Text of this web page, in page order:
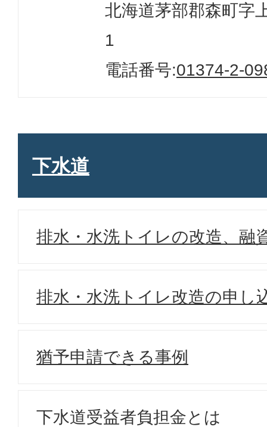
北海道茅部郡森町字
1
電話番号:01374-2-
下水道
排水・水洗トイレの改造、融
排水・水洗トイレ改造の申し
猶予申請できる事例
下水道受益者負担金とは